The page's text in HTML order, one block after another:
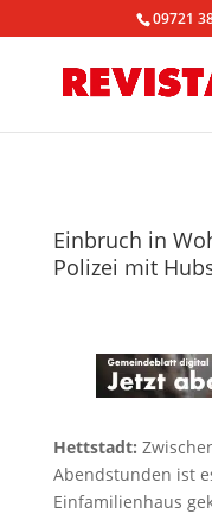
09721
Einbruch in
Polizei mit
Hettstadt:
Abendstunden ist
Einfamilienhaus